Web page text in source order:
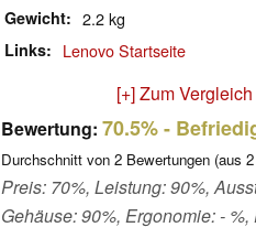
Gewicht 2.2 kg
Links Lenovo Startseite
[+] Zum
Bewertung: 70.5%-
Durchschnitt von 2 Bewertungen (aus 2
Preis: 70%, Leistung: 90%,
Gehäuse: 90%, Ergonomie: -